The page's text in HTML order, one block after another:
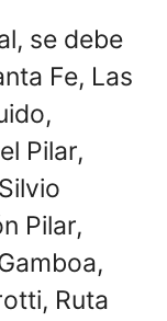
se debe
Fe, Las
Pilar,
Pilar,
Ruta